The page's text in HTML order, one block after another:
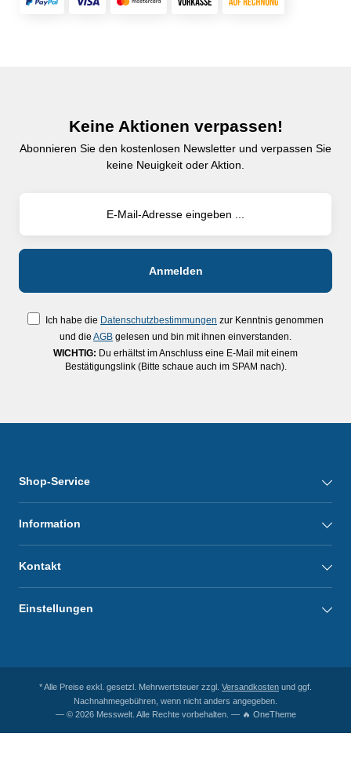
Keine Aktionen verpassen!
Abonnieren Sie den kostenlosen Newsletter und verpassen Sie
keine Neuigkeit oder Aktion.
Ich habe die Datenschutzbestimmungen zur Kenntnis genommen
und die AGB gelesen und bin mit ihnen einverstanden.
WICHTIG: Du erhältst im Anschluss eine E-Mail mit einem
Bestätigungslink (Bitte schaue auch im SPAM nach).
Shop-Service
Information
Kontakt
Einstellungen
* Alle Preise exkl. gesetzl. Mehrwertsteuer zzgl. Versandkosten und ggf.
Nachnahmegebühren, wenn nicht anders angegeben.
— © 2026 Messwelt. Alle Rechte vorbehalten. — 🔥 OneTheme